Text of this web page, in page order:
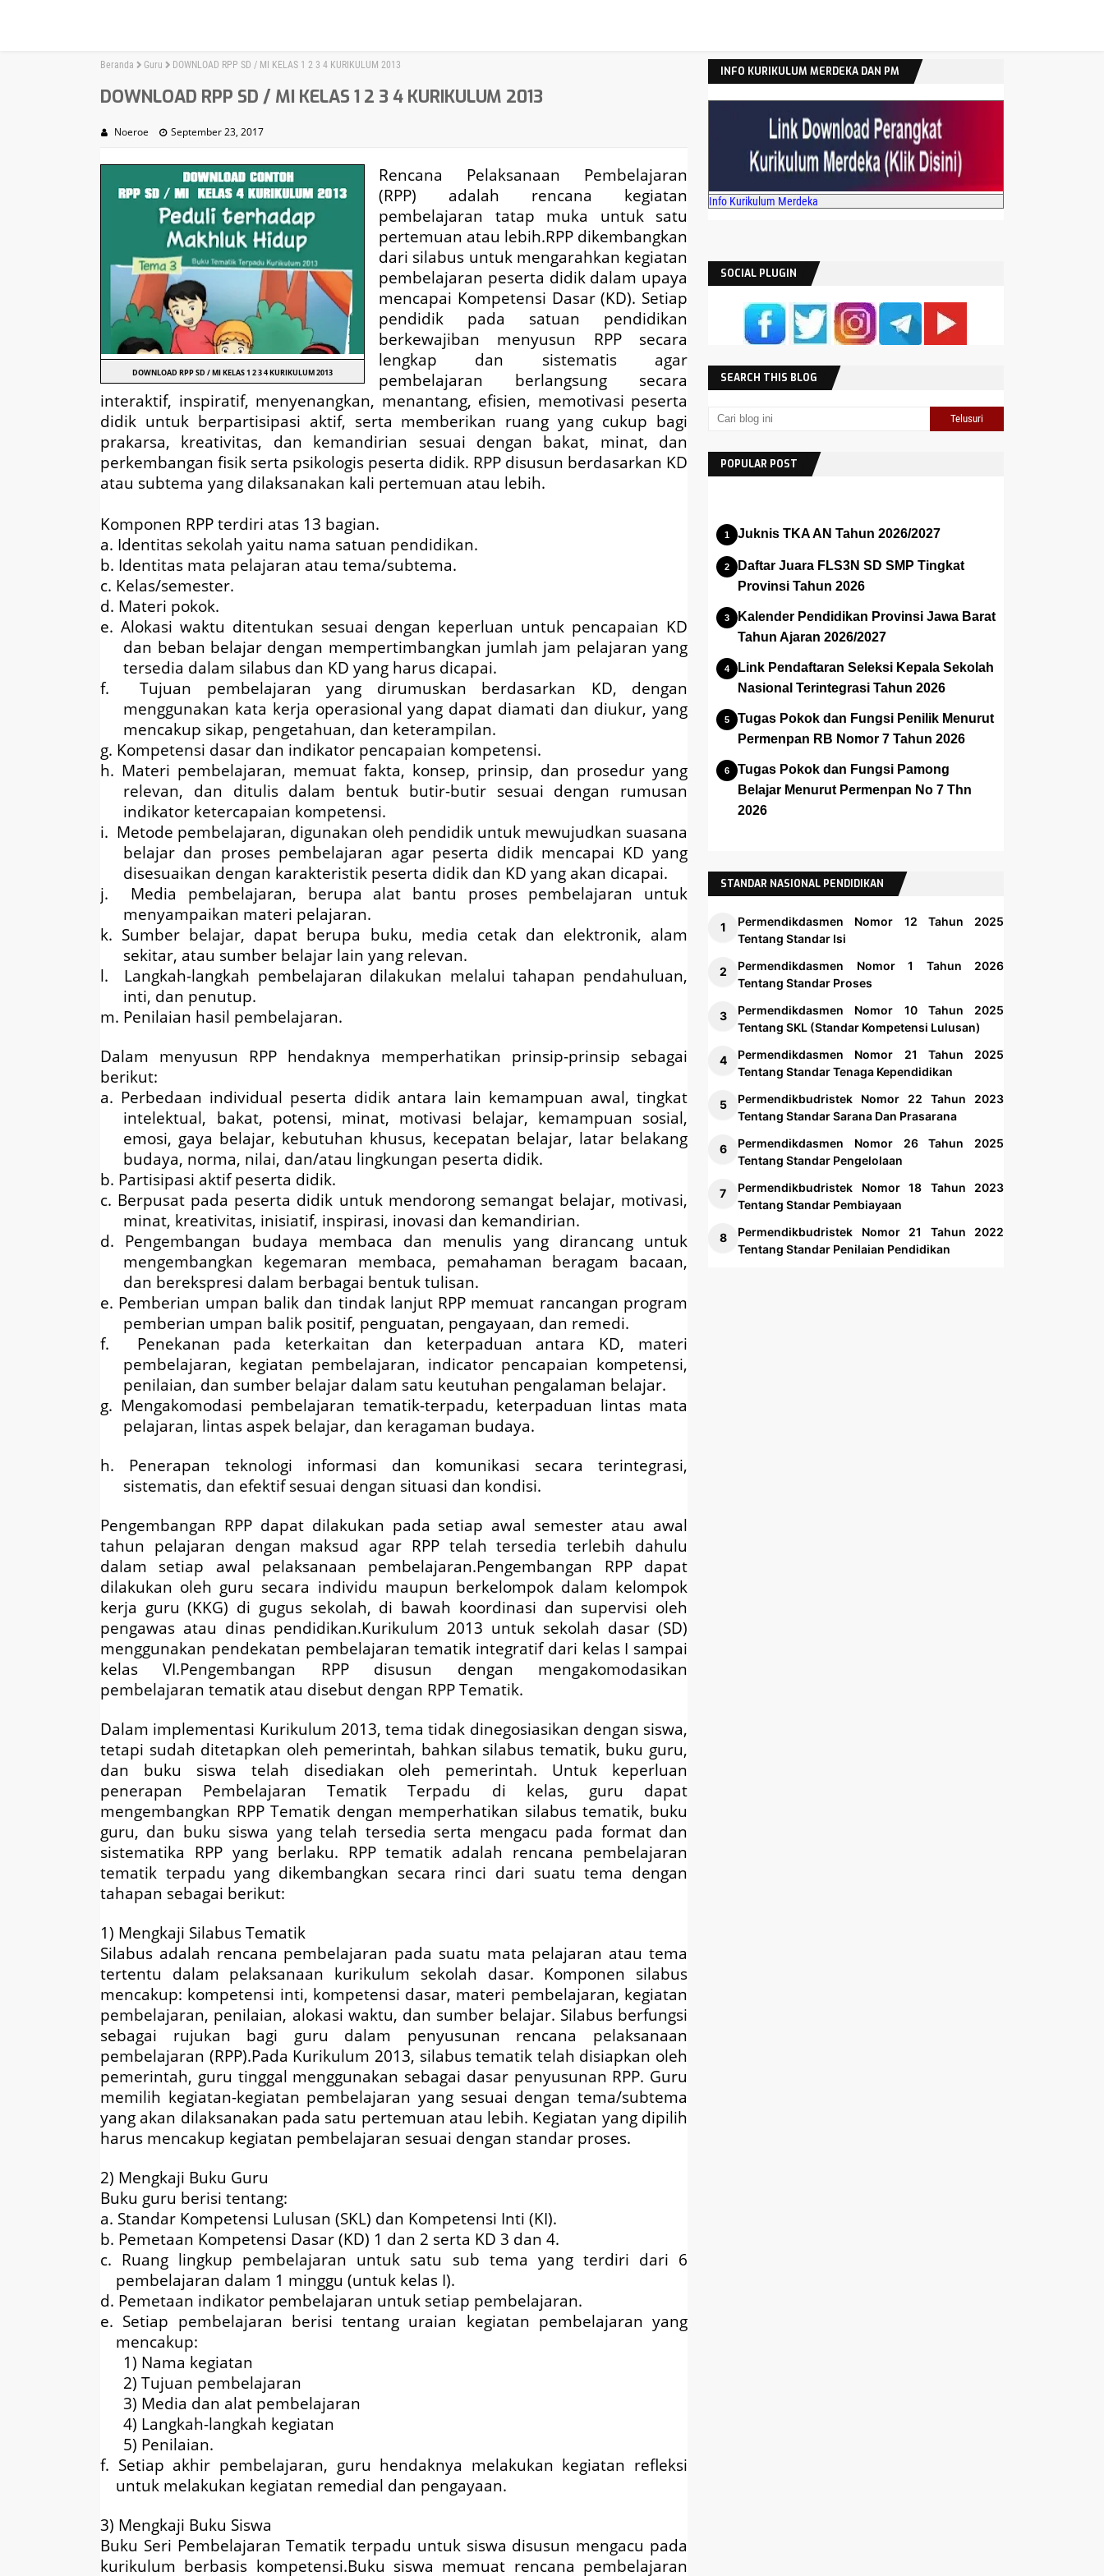
Beranda Guru DOWNLOAD RPP SD / MI KELAS 1 2 3 4 KURIKULUM 2013
DOWNLOAD RPP SD / MI KELAS 1 2 3 4 KURIKULUM 2013
Noeroe September 23, 2017
DOWNLOAD RPP SD / MI KELAS 1 2 3 4 KURIKULUM 2013
Rencana Pelaksanaan Pembelajaran
(RPP) adalah rencana kegiatan
pembelajaran tatap muka untuk satu
pertemuan atau lebih.RPP dikembangkan
dari silabus untuk mengarahkan kegiatan
pembelajaran peserta didik dalam upaya
mencapai Kompetensi Dasar (KD). Setiap
pendidik pada satuan pendidikan
berkewajiban menyusun RPP secara
lengkap dan sistematis agar
pembelajaran berlangsung secara
interaktif, inspiratif, menyenangkan, menantang, efisien, memotivasi peserta
didik untuk berpartisipasi aktif, serta memberikan ruang yang cukup bagi
prakarsa, kreativitas, dan kemandirian sesuai dengan bakat, minat, dan
perkembangan fisik serta psikologis peserta didik. RPP disusun berdasarkan KD
atau subtema yang dilaksanakan kali pertemuan atau lebih.
Komponen RPP terdiri atas 13 bagian.
a. Identitas sekolah yaitu nama satuan pendidikan.
b. Identitas mata pelajaran atau tema/subtema.
c. Kelas/semester.
d. Materi pokok.
e. Alokasi waktu ditentukan sesuai dengan keperluan untuk pencapaian KD
dan beban belajar dengan mempertimbangkan jumlah jam pelajaran yang
tersedia dalam silabus dan KD yang harus dicapai.
f. Tujuan pembelajaran yang dirumuskan berdasarkan KD, dengan
menggunakan kata kerja operasional yang dapat diamati dan diukur, yang
mencakup sikap, pengetahuan, dan keterampilan.
g. Kompetensi dasar dan indikator pencapaian kompetensi.
h. Materi pembelajaran, memuat fakta, konsep, prinsip, dan prosedur yang
relevan, dan ditulis dalam bentuk butir-butir sesuai dengan rumusan
indikator ketercapaian kompetensi.
i. Metode pembelajaran, digunakan oleh pendidik untuk mewujudkan suasana
belajar dan proses pembelajaran agar peserta didik mencapai KD yang
disesuaikan dengan karakteristik peserta didik dan KD yang akan dicapai.
j. Media pembelajaran, berupa alat bantu proses pembelajaran untuk
menyampaikan materi pelajaran.
k. Sumber belajar, dapat berupa buku, media cetak dan elektronik, alam
sekitar, atau sumber belajar lain yang relevan.
l. Langkah-langkah pembelajaran dilakukan melalui tahapan pendahuluan,
inti, dan penutup.
m. Penilaian hasil pembelajaran.
Dalam menyusun RPP hendaknya memperhatikan prinsip-prinsip sebagai
berikut:
a. Perbedaan individual peserta didik antara lain kemampuan awal, tingkat
intelektual, bakat, potensi, minat, motivasi belajar, kemampuan sosial,
emosi, gaya belajar, kebutuhan khusus, kecepatan belajar, latar belakang
budaya, norma, nilai, dan/atau lingkungan peserta didik.
b. Partisipasi aktif peserta didik.
c. Berpusat pada peserta didik untuk mendorong semangat belajar, motivasi,
minat, kreativitas, inisiatif, inspirasi, inovasi dan kemandirian.
d. Pengembangan budaya membaca dan menulis yang dirancang untuk
mengembangkan kegemaran membaca, pemahaman beragam bacaan,
dan berekspresi dalam berbagai bentuk tulisan.
e. Pemberian umpan balik dan tindak lanjut RPP memuat rancangan program
pemberian umpan balik positif, penguatan, pengayaan, dan remedi.
f. Penekanan pada keterkaitan dan keterpaduan antara KD, materi
pembelajaran, kegiatan pembelajaran, indicator pencapaian kompetensi,
penilaian, dan sumber belajar dalam satu keutuhan pengalaman belajar.
g. Mengakomodasi pembelajaran tematik-terpadu, keterpaduan lintas mata
pelajaran, lintas aspek belajar, dan keragaman budaya.
h. Penerapan teknologi informasi dan komunikasi secara terintegrasi,
sistematis, dan efektif sesuai dengan situasi dan kondisi.
Pengembangan RPP dapat dilakukan pada setiap awal semester atau awal
tahun pelajaran dengan maksud agar RPP telah tersedia terlebih dahulu
dalam setiap awal pelaksanaan pembelajaran.Pengembangan RPP dapat
dilakukan oleh guru secara individu maupun berkelompok dalam kelompok
kerja guru (KKG) di gugus sekolah, di bawah koordinasi dan supervisi oleh
pengawas atau dinas pendidikan.Kurikulum 2013 untuk sekolah dasar (SD)
menggunakan pendekatan pembelajaran tematik integratif dari kelas I sampai
kelas VI.Pengembangan RPP disusun dengan mengakomodasikan
pembelajaran tematik atau disebut dengan RPP Tematik.
Dalam implementasi Kurikulum 2013, tema tidak dinegosiasikan dengan siswa,
tetapi sudah ditetapkan oleh pemerintah, bahkan silabus tematik, buku guru,
dan buku siswa telah disediakan oleh pemerintah. Untuk keperluan
penerapan Pembelajaran Tematik Terpadu di kelas, guru dapat
mengembangkan RPP Tematik dengan memperhatikan silabus tematik, buku
guru, dan buku siswa yang telah tersedia serta mengacu pada format dan
sistematika RPP yang berlaku. RPP tematik adalah rencana pembelajaran
tematik terpadu yang dikembangkan secara rinci dari suatu tema dengan
tahapan sebagai berikut:
1) Mengkaji Silabus Tematik
Silabus adalah rencana pembelajaran pada suatu mata pelajaran atau tema
tertentu dalam pelaksanaan kurikulum sekolah dasar. Komponen silabus
mencakup: kompetensi inti, kompetensi dasar, materi pembelajaran, kegiatan
pembelajaran, penilaian, alokasi waktu, dan sumber belajar. Silabus berfungsi
sebagai rujukan bagi guru dalam penyusunan rencana pelaksanaan
pembelajaran (RPP).Pada Kurikulum 2013, silabus tematik telah disiapkan oleh
pemerintah, guru tinggal menggunakan sebagai dasar penyusunan RPP. Guru
memilih kegiatan-kegiatan pembelajaran yang sesuai dengan tema/subtema
yang akan dilaksanakan pada satu pertemuan atau lebih. Kegiatan yang dipilih
harus mencakup kegiatan pembelajaran sesuai dengan standar proses.
2) Mengkaji Buku Guru
Buku guru berisi tentang:
a. Standar Kompetensi Lulusan (SKL) dan Kompetensi Inti (KI).
b. Pemetaan Kompetensi Dasar (KD) 1 dan 2 serta KD 3 dan 4.
c. Ruang lingkup pembelajaran untuk satu sub tema yang terdiri dari 6
pembelajaran dalam 1 minggu (untuk kelas I).
d. Pemetaan indikator pembelajaran untuk setiap pembelajaran.
e. Setiap pembelajaran berisi tentang uraian kegiatan pembelajaran yang
mencakup:
1) Nama kegiatan
2) Tujuan pembelajaran
3) Media dan alat pembelajaran
4) Langkah-langkah kegiatan
5) Penilaian.
f. Setiap akhir pembelajaran, guru hendaknya melakukan kegiatan refleksi
untuk melakukan kegiatan remedial dan pengayaan.
3) Mengkaji Buku Siswa
Buku Seri Pembelajaran Tematik terpadu untuk siswa disusun mengacu pada
kurikulum berbasis kompetensi.Buku siswa memuat rencana pembelajaran
INFO KURIKULUM MERDEKA DAN PM
Info Kurikulum Merdeka
SOCIAL PLUGIN
SEARCH THIS BLOG
POPULAR POST
Juknis TKA AN Tahun 2026/2027
Daftar Juara FLS3N SD SMP Tingkat
Provinsi Tahun 2026
Kalender Pendidikan Provinsi Jawa Barat
Tahun Ajaran 2026/2027
Link Pendaftaran Seleksi Kepala Sekolah
Nasional Terintegrasi Tahun 2026
Tugas Pokok dan Fungsi Penilik Menurut
Permenpan RB Nomor 7 Tahun 2026
Tugas Pokok dan Fungsi Pamong
Belajar Menurut Permenpan No 7 Thn
2026
STANDAR NASIONAL PENDIDIKAN
Permendikdasmen Nomor 12 Tahun 2025
Tentang Standar Isi
Permendikdasmen Nomor 1 Tahun 2026
Tentang Standar Proses
Permendikdasmen Nomor 10 Tahun 2025
Tentang SKL (Standar Kompetensi Lulusan)
Permendikdasmen Nomor 21 Tahun 2025
Tentang Standar Tenaga Kependidikan
Permendikbudristek Nomor 22 Tahun 2023
Tentang Standar Sarana Dan Prasarana
Permendikdasmen Nomor 26 Tahun 2025
Tentang Standar Pengelolaan
Permendikbudristek Nomor 18 Tahun 2023
Tentang Standar Pembiayaan
Permendikbudristek Nomor 21 Tahun 2022
Tentang Standar Penilaian Pendidikan